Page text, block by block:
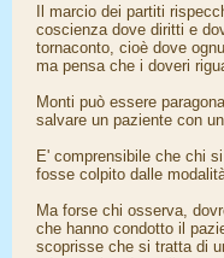
Il marcio dei partiti
coscienza dove diritti e
tornaconto, cioè dove
ma pensa che i doveri
Monti può essere
salvare un paziente con
E' comprensibile che chi
fosse colpito dalle
Ma forse chi osserva,
che hanno condotto il
scoprisse che si tratta di